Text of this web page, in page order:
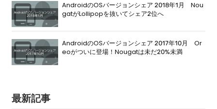
AndroidのOSバージョンシェア 2018年1月 Nou
gatがLollipopを抜いてシェア2位へ
AndroidのOSバージョンシェア 2017年10月 Or
eoがついに登場！Nougatは未だ20%未満
最新記事